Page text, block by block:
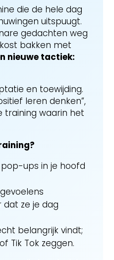
die de hele dag
uitspuugt.
gedachten weg
bakken met
nieuwe tactiek:
en toewijding.
leren denken”,
training waarin het
ups in je hoofd
ze je dag
belangrijk vindt;
Tik Tok zeggen.